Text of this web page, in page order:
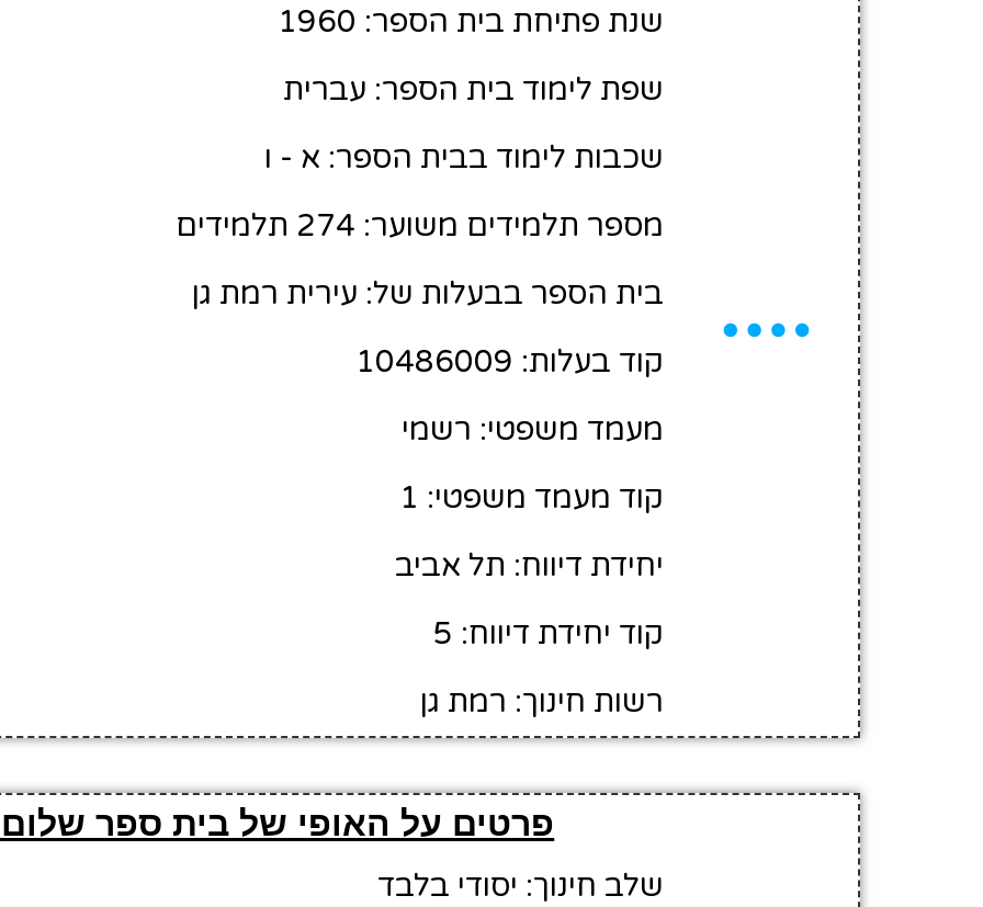
שנת פתיחת בית הספר: 1960
שפת לימוד בית הספר: עברית
שכבות לימוד בבית הספר: א - ו
מספר תלמידים משוער: 274 תלמידים
בית הספר בבעלות של: עירית רמת גן
קוד בעלות: 10486009
מעמד משפטי: רשמי
קוד מעמד משפטי: 1
יחידת דיווח: תל אביב
קוד יחידת דיווח: 5
רשות חינוך: רמת גן
פרטים על האופי של בית ספר
שלב חינוך: יסודי בלבד